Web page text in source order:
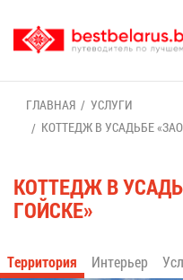
ГЛАВ­НАЯ
УСЛУ­ГИ
КОТ­ТЕДЖ В УСАДЬ­БЕ
КОТ­ТЕДЖ В
ГОЙ­СКЕ»
Тер­ри­то­рия Ин­те­рьер